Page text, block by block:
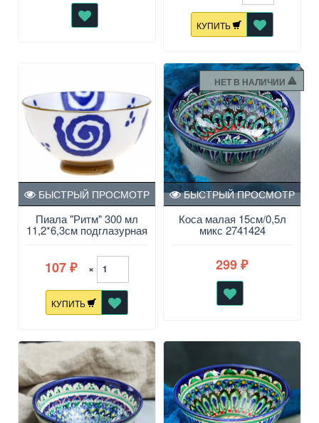
КУПИТЬ
Пиала "Ритм" 300 мл
11,2*6,3см подглазурная
эмаль, отводка
БЫСТРЫЙ ПРОСМОТР
107 ₽ ×
КУПИТЬ
НЕТ В НАЛИЧИИ
Коса малая 15см/0,5л
микс 2741424
БЫСТРЫЙ ПРОСМОТР
299 ₽